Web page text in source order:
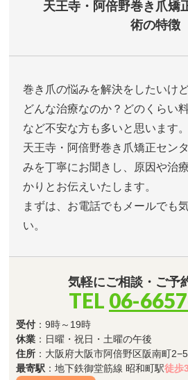
天王寺・阿倍野巻き爪矯
術の特徴
巻き爪の悩みを解決をしたいけど
どんな治療なのか？どのくらい
など不安な方も多いと思います。
天王寺・阿倍野巻き爪矯正セン
みを丁寧にお聞きし、原因や治
かりとお伝えいたします。
まずは、お電話でもメールでも
い。
気軽にご相談・ご予
TEL 06-
受付 ：9時～19時
休業 ：日曜・祝日・土曜の午後
住所 ：大阪府大阪市阿倍野区阪南町
最寄駅 ：地下鉄御堂筋線 昭和町駅徒歩